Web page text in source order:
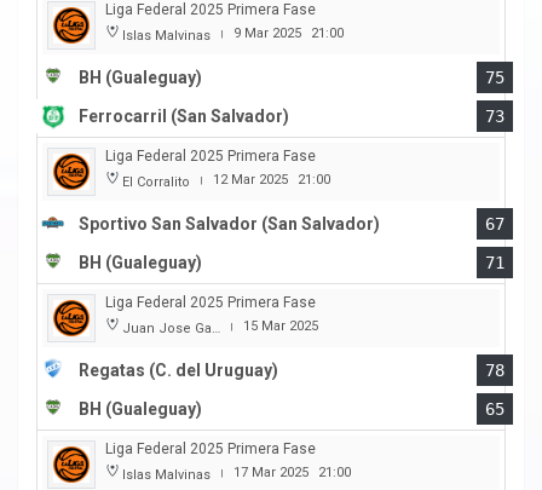
Liga Federal 2025 Primera Fase
Islas Malvinas | 9 Mar 2025 21:00
BH (Gualeguay)
75
Ferrocarril (San Salvador)
73
Liga Federal 2025 Primera Fase
El Corralito | 12 Mar 2025 21:00
Sportivo San Salvador (San Salvador)
67
BH (Gualeguay)
71
Liga Federal 2025 Primera Fase
Juan Jose Garro | 15 Mar 2025
Regatas (C. del Uruguay)
78
BH (Gualeguay)
65
Liga Federal 2025 Primera Fase
Islas Malvinas | 17 Mar 2025 21:00